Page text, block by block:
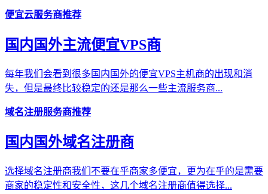
便宜云服务商推荐
国内国外主流便宜VPS商
每年我们会看到很多国内国外的便宜VPS主机商的出现和消
失，但是最终比较稳定的还是那么一些主流服务商...
域名注册服务商推荐
国内国外域名注册商
选择域名注册商我们不要在乎商家多便宜，更为在乎的是需要
商家的稳定性和安全性，这几个域名注册商值得选择...